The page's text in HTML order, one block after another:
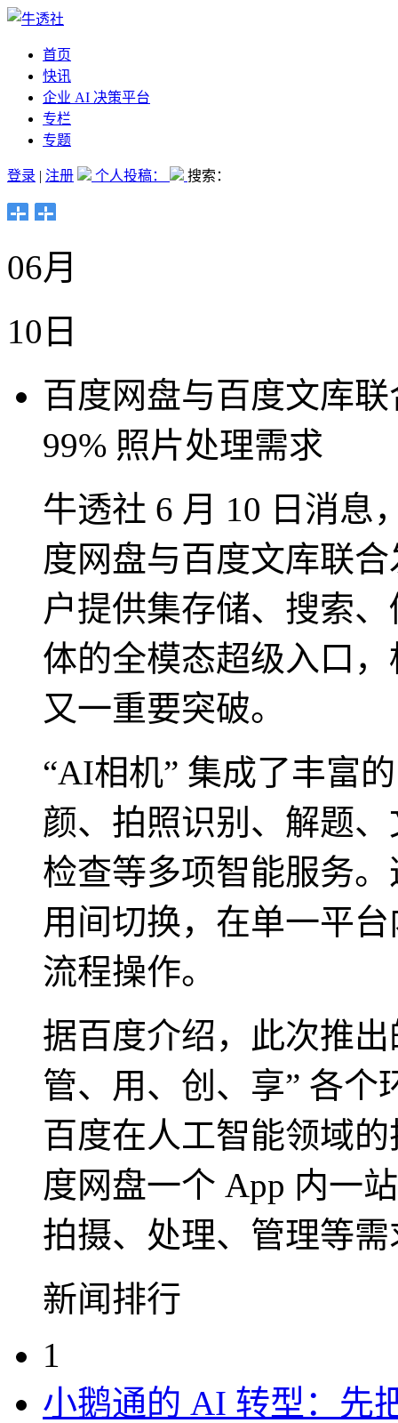
首页
快讯
企业 AI 决策平台
专栏
专题
登录 | 注册 个人投稿： 搜索：
06月
10日
百度网盘与百度文库
99% 照片处理需求
牛透社 6 月 10 日消息
度网盘与百度文库联
户提供集存储、搜索
体的全模态超级入口
又一重要突破。
“AI相机” 集成了丰富
颜、拍照识别、解题
检查等多项智能服务
用间切换，在单一平
流程操作。
据百度介绍，此次推
管、用、创、享” 各个
百度在人工智能领域
度网盘一个 App 内一
拍摄、处理、管理等需
新闻排行
1
小鹅通的 AI 转型：先